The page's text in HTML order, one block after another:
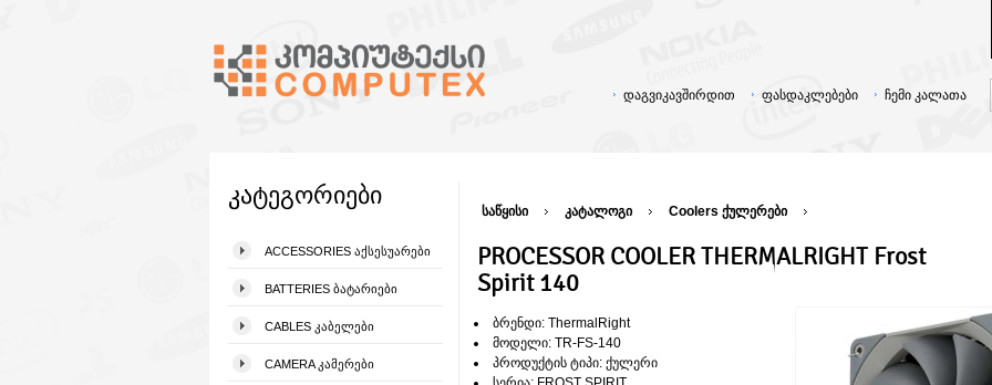
ჩემი კალათა
ფასდაკლებები
დაგვიკავშირდით
კატეგორიები
ACCESSORIES ᲐᲥᲡᲔᲡᲣᲐᲠᲔᲑᲘ
BATTERIES ᲑᲐᲢᲐᲠᲘᲔᲑᲘ
CABLES ᲙᲐᲑᲔᲚᲔᲑᲘ
CAMERA ᲙᲐᲛᲔᲠᲔᲑᲘ
საწყისი კატალოგი Coolers ქულერები
PROCESSOR COOLER THERMALRIGHT Frost
Spirit 140
ბრენდი: ThermalRight
მოდელი: TR-FS-140
პროდუქტის ტიპი: ქულერი